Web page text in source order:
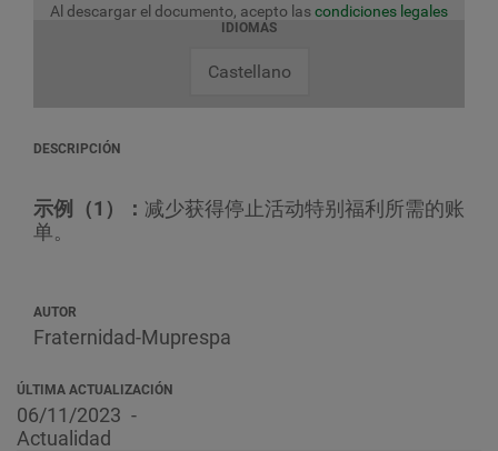
Al descargar el documento, acepto lascondiciones legales
IDIOMAS
Castellano
DESCRIPCIÓN
示例（1）： 减少获得停止活动特别福利所需的账
单。
AUTOR
Fraternidad-Muprespa
ÚLTIMA ACTUALIZACIÓN
06/11/2023
Actualidad